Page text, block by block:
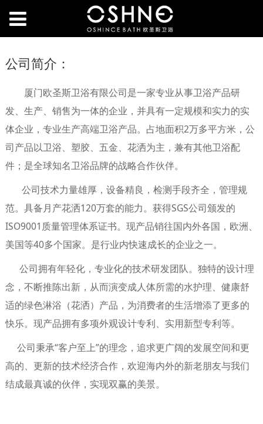
公司简介：
厦门欧圣斯卫浴有限公司是一家专业从事卫浴产品研
发、生产、销售为一体的企业，并具有一定规模和实力的实
体企业，专业生产高端卫浴产品。占地面积2万多平方米，公
司产品以卫浴、塑胶、五金、花洒为主，兼有其他卫浴配
件；是全球知名卫浴品牌的战略合作伙伴。
公司技术力量雄厚，设备精良，检测手段齐全，管理规
范。具备月产花洒120万套的能力。获得SGS公司颁发的
ISO9001质量管理体系证书。现产品销往国内外各国，欧洲、
美国等40多个国家。是行业内快速成长的企业之一。
公司拥有年轻化，专业化的技术研发团队。独特的设计理
念，不断推陈出新，从而演变成人体所需的水护理、健康舒
适的绿色淋浴（花洒）产品，为消费者的生活增添了更多的
快乐。现产品拥有多项外观设计专利、实用新型专利等。
公司秉承“客户至上”的理念，追求更广阔的发展空间和更
高的、更新的技术经济合作，欢迎海内外的新老朋友与我们
结成最真诚的伙伴，实现双赢的美景。